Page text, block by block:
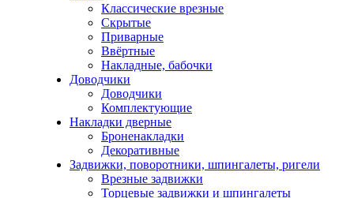
Классические врезные
Скрытые
Приварные
Ввёртные
Накладные, бабочки
Доводчики
Доводчики
Комплектующие
Накладки дверные
Броненакладки
Декоративные
Задвижки, поворотники, шпингалеты, ригели
Врезные задвижки
Торцевые задвижки и шпингалеты